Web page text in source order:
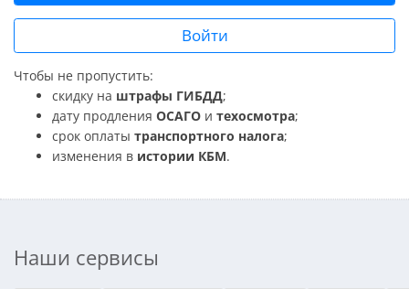
Войти
Чтобы не пропустить:
скидку на штрафы ГИБДД;
дату продления ОСАГО и техосмотра;
срок оплаты транспортного налога;
изменения в истории КБМ.
Наши сервисы